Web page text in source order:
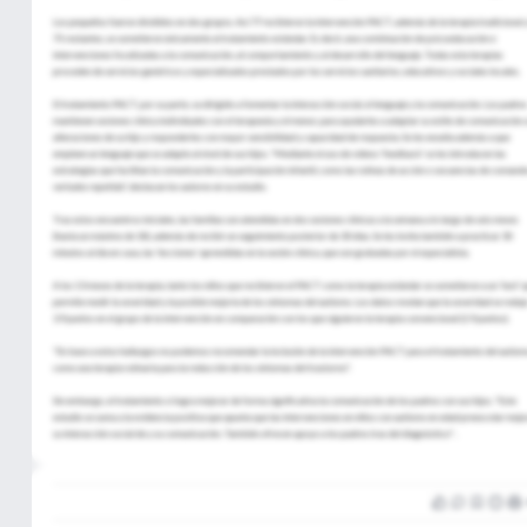
Los pequeños fueron divididos en dos grupos. Así 77 recibieron la intervención PACT, además de la terapia tradicional
75 restantes, se sometieron únicamente al tratamiento estándar. Es decir, una combinación de psicoeducación e
intervenciones focalizadas a la comunicación, al comportamiento y al desarrollo del lenguaje. Todas esta terapias
proceden de servicios genéricos y especializados prestados por los servicios sanitarios, educativos y sociales locales.
El tratamiento PACT, por su parte, va dirigido a fomentar la interacción social, el lenguaje y la comunicación. Los padres
mantienen sesiones clínica individuales con el terapeuta y el menor, para ayudarles a adaptar su estilo de comunicación
alteraciones de su hijo y responderles con mayor sensibilidad y capacidad de respuesta. Se les enseña además a que
empleen un lenguaje que se adapte al nivel de sus hijos. "Mediante el uso de vídeos 'feedback' se les introducen las
estrategias que facilitan la comunicación y la participación infantil, como las rutinas de acción o secuencias de
verbales repetida", destacan los autores en su estudio.
Tras estos encuentros iniciales, las familias son atendidas en dos sesiones clínicas a la semana a lo largo de seis meses
(hasta un máximo de 18), además de recibir un seguimiento posterior de 30 días. Se les invita también a practicar 30
minutos al día en casa, las 'lecciones' aprendidas en la sesión clínica, que son grabadas por el especialista.
A los 13 meses de la terapia, tanto los niños que recibieron el PACT como la terapia estándar se sometieron a un 'test'
permite medir la severidad y la posible mejoría de los síntomas del autismo. Los datos revelan que la severidad se redujo
3.9 puntos en el grupo de la intervención en comparación con los que siguieron la terapia convencional (2.9 puntos).
"En base a estos hallazgos no podemos recomendar la inclusión de la intervención PACT para el tratamiento del
como una terapia rutinaria para la reducción de los síntomas del trastorno".
Sin embargo, el tratamiento sí logra mejorar de forma significativa la comunicación de los padres con sus hijos. "Este
estudio se suma a la evidencia positiva que apunta que las intervenciones en niños con autismo en edad preescolar
su interacción social de y su comunicación. También ofrecen apoyo a los padres tras del diagnóstico" .